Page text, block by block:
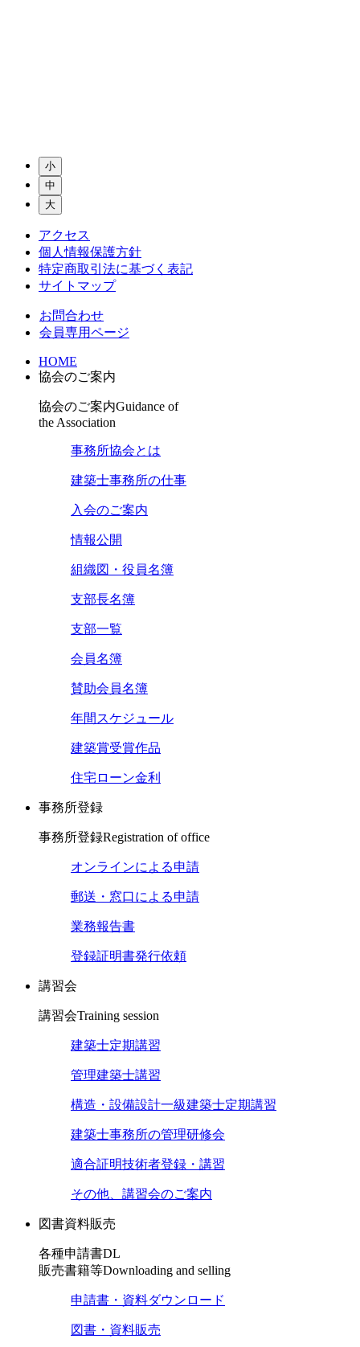
小
中
大
アクセス
個人情報保護方針
特定商取引法に基づく表記
サイトマップ
お問合わせ
会員専用ページ
HOME
協会のご案内
協会のご案内Guidance of
the Association
事務所協会とは
建築士事務所の仕事
入会のご案内
情報公開
組織図・役員名簿
支部長名簿
支部一覧
会員名簿
賛助会員名簿
年間スケジュール
建築賞受賞作品
住宅ローン金利
事務所登録
事務所登録Registration of office
オンラインによる申請
郵送・窓口による申請
業務報告書
登録証明書発行依頼
講習会
講習会Training session
建築士定期講習
管理建築士講習
構造・設備設計一級建築士定期講習
建築士事務所の管理研修会
適合証明技術者登録・講習
その他、講習会のご案内
図書資料販売
各種申請書DL
販売書籍等Downloading and selling
申請書・資料ダウンロード
図書・資料販売